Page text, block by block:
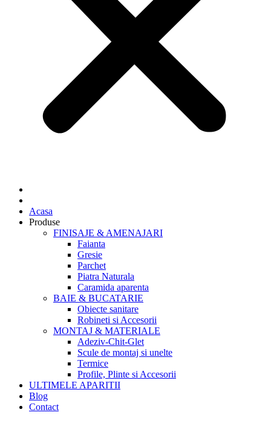
Acasa
Produse
FINISAJE & AMENAJARI
Faianta
Gresie
Parchet
Piatra Naturala
Caramida aparenta
BAIE & BUCATARIE
Obiecte sanitare
Robineti si Accesorii
MONTAJ & MATERIALE
Adeziv-Chit-Glet
Scule de montaj si unelte
Termice
Profile, Plinte si Accesorii
ULTIMELE APARITII
Blog
Contact